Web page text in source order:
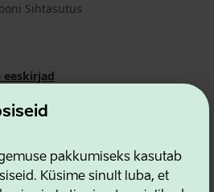
pakkumiseks kasutab
Küsime sinult luba, et
Sihtasutus
eeskirjad